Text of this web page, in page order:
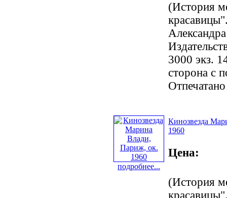
(История
3000 экз.
сторона с
подробнее...
Кинозвезда
1960
Цена:
(История